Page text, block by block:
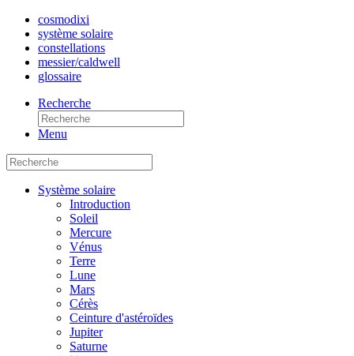
cosmodixi
système solaire
constellations
messier/caldwell
glossaire
Recherche
Menu
Système solaire
Introduction
Soleil
Mercure
Vénus
Terre
Lune
Mars
Cérès
Ceinture d'astéroïdes
Jupiter
Saturne